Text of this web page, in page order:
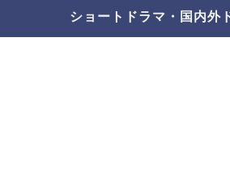
ショートドラマ・国内外